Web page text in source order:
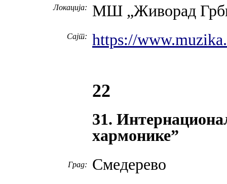
Локација: МШ „Живорад
Сајт: https://
22
31.
хармонике”
Град: Смедерево